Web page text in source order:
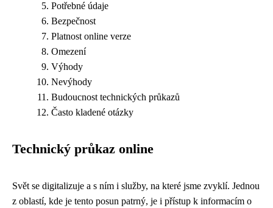
Potřebné údaje
Bezpečnost
Platnost online verze
Omezení
Výhody
Nevýhody
Budoucnost technických průkazů
Často kladené otázky
Technický průkaz online
Svět se digitalizuje a s ním i služby, na které jsme zvyklí. Jednou
z oblastí, kde je tento posun patrný, je i přístup k informacím o